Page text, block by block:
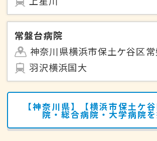
常盤台病院
神奈川県横浜市保土ケ谷区
羽沢横浜国大
【神奈川県】【横浜市保土ケ
院・総合病院・大学病院